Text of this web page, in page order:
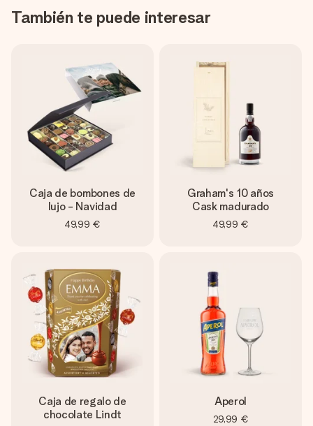
También te puede interesar
Caja de bombones de
lujo - Navidad
49,99 €
Graham's 10 años
Cask madurado
49,99 €
Caja de regalo de
chocolate Lindt
Aperol
29,99 €